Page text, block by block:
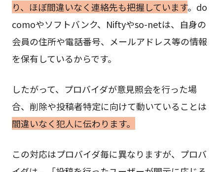
り、ほぼ間違いなく連絡先も把握しています。do
comoやソフトバンク、Niftyやso-netは、自身の
会員の住所や電話番号、メールアドレス等の情報
を保有しているからです。
したがって、プロバイダが意見照会を行った場
合、削除や投稿者特定に向けて動いていることは
間違いなく犯人に伝わります。
この対応はプロバイダ毎に異なりますが、プロバ